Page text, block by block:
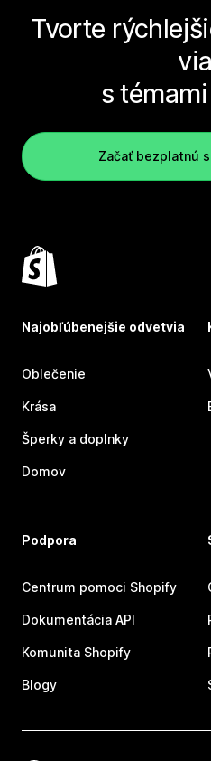
Tvorte
s
Začať bezplatnú
Najobľúbenejšie odvetvia
Oblečenie
Krása
Šperky a doplnky
Domov
Podpora
Centrum pomoci Shopify
Dokumentácia API
Komunita Shopify
Blogy